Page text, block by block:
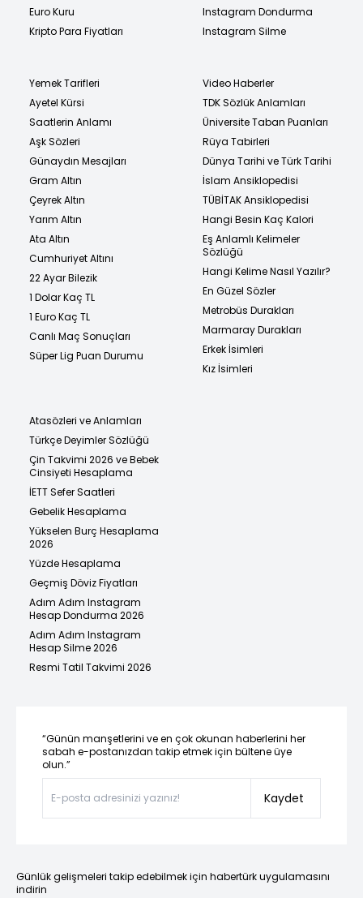
Euro Kuru
Kripto Para Fiyatları
Instagram Dondurma
Instagram Silme
Yemek Tarifleri
Ayetel Kürsi
Saatlerin Anlamı
Aşk Sözleri
Günaydın Mesajları
Gram Altın
Çeyrek Altın
Yarım Altın
Ata Altın
Cumhuriyet Altını
22 Ayar Bilezik
1 Dolar Kaç TL
1 Euro Kaç TL
Canlı Maç Sonuçları
Süper Lig Puan Durumu
Video Haberler
TDK Sözlük Anlamları
Üniversite Taban Puanları
Rüya Tabirleri
Dünya Tarihi ve Türk Tarihi
İslam Ansiklopedisi
TÜBİTAK Ansiklopedisi
Hangi Besin Kaç Kalori
Eş Anlamlı Kelimeler
Sözlüğü
Hangi Kelime Nasıl Yazılır?
En Güzel Sözler
Metrobüs Durakları
Marmaray Durakları
Erkek İsimleri
Kız İsimleri
Atasözleri ve Anlamları
Türkçe Deyimler Sözlüğü
Çin Takvimi 2026 ve Bebek
Cinsiyeti Hesaplama
İETT Sefer Saatleri
Gebelik Hesaplama
Yükselen Burç Hesaplama
2026
Yüzde Hesaplama
Geçmiş Döviz Fiyatları
Adım Adım Instagram
Hesap Dondurma 2026
Adım Adım Instagram
Hesap Silme 2026
Resmi Tatil Takvimi 2026
“Günün manşetlerini ve en çok okunan haberlerini her
sabah e-postanızdan takip etmek için bültene üye
olun.”
Kaydet
Günlük gelişmeleri takip edebilmek için habertürk uygulamasını
indirin